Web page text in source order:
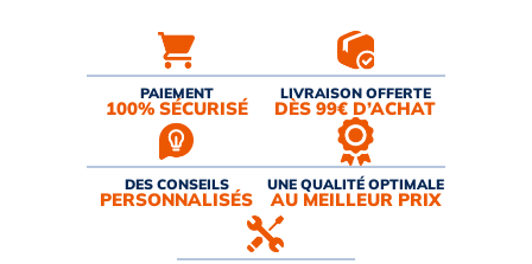
PAIEMENT
100% SÉCURISÉ
LIVRAISON OFFERTE
DÈS 99€ D’ACHAT
DES CONSEILS
PERSONNALISÉS
UNE QUALITÉ OPTIMALE
AU MEILLEUR PRIX